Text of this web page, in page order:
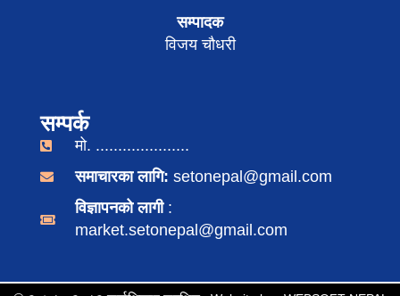
सम्पादक
विजय चौधरी
सम्पर्क
मो. .....................
समाचारका लागि: setonepal@gmail.com
विज्ञापनको लागी :
market.setonepal@gmail.com